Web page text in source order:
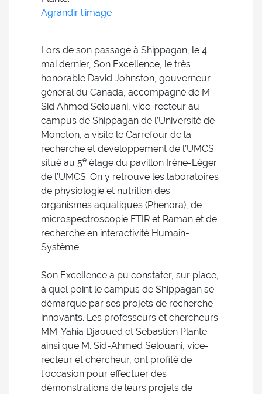
Agrandir l'image
Lors de son passage à Shippagan, le 4
mai dernier, Son Excellence, le très
honorable David Johnston, gouverneur
général du Canada, accompagné de M.
Sid Ahmed Selouani, vice-recteur au
campus de Shippagan de l’Université de
Moncton, a visité le Carrefour de la
recherche et développement de l’UMCS
situé au 5e étage du pavillon Irène-Léger
de l’UMCS. On y retrouve les laboratoires
de physiologie et nutrition des
organismes aquatiques (Phenora), de
microspectroscopie FTIR et Raman et de
recherche en interactivité Humain-
Système.
Son Excellence a pu constater, sur place,
à quel point le campus de Shippagan se
démarque par ses projets de recherche
innovants. Les professeurs et chercheurs
MM. Yahia Djaoued et Sébastien Plante
ainsi que M. Sid-Ahmed Selouani, vice-
recteur et chercheur, ont profité de
l’occasion pour effectuer des
démonstrations de leurs projets de